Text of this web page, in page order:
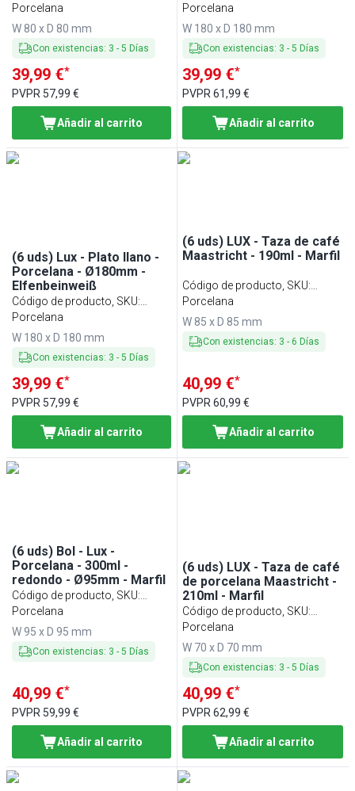
KTLW16EB
Porcelana
W 80 x D 80 mm
Con existencias: 3 - 5 Días
39,99 €*
PVPR 57,99 €
Añadir al carrito
UTLW18EB
Porcelana
W 180 x D 180 mm
Con existencias: 3 -5 Días
39,99 €*
PVPR61,99 €
Añadir al carrito
(6 uds) Lux - Plato llano -
Porcelana - Ø180mm -
Elfenbeinweiß
Código de producto, SKU:
CTFLW18EB
Porcelana
W 180 x D 180 mm
Con existencias: 3 - 5 Días
39,99 €*
PVPR 57,99 €
Añadir al carrito
(6 uds) LUX - Taza de café
Maastricht - 190ml - Marfil
Código de producto, SKU:
KTLW19EB
Porcelana
W 85 x D 85 mm
Con existencias: 3 - 6 Días
40,99 €*
PVPR60,99 €
Añadir al carrito
(6 uds) Bol - Lux -
Porcelana - 300ml -
redondo - Ø95mm - Marfil
Código de producto, SKU:
SCULW30EB
Porcelana
W 95 x D 95 mm
Con existencias: 3 - 5 Días
40,99 €*
PVPR 59,99 €
Añadir al carrito
(6 uds) LUX - Taza de café
de porcelana Maastricht -
210ml - Marfil
Código de producto, SKU:
KBLW21EB
Porcelana
W 70 x D 70 mm
Con existencias: 3 -5 Días
40,99 €*
PVPR62,99 €
Añadir al carrito